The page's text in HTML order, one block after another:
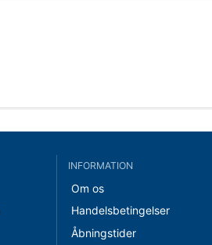
INFORMATION
Om os
Handelsbetingelser
Åbningstider